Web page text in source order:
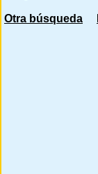
Otra búsqueda